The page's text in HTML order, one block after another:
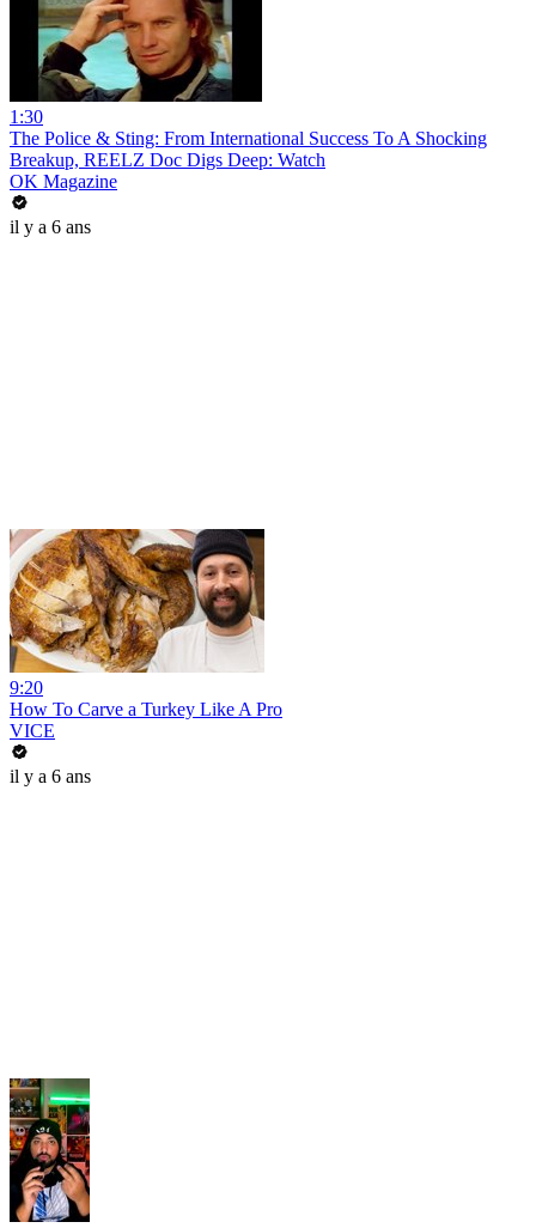
1:30
The Police & Sting: From International Success To A Shocking
Breakup, REELZ Doc Digs Deep: Watch
OK Magazine
il y a 6 ans
9:20
How To Carve a Turkey Like A Pro
VICE
il y a 6 ans